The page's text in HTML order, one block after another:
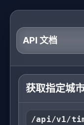
API 文档
获取指定城
/api/v1/